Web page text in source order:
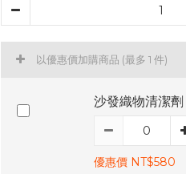
以優惠價加購商品 (最多 1 件)
沙發織物清潔
優惠價 NT$580